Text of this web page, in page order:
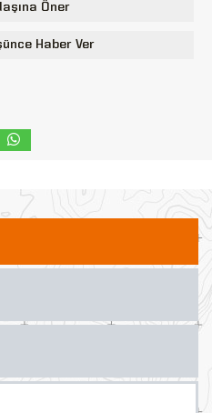
Öner
Haber Ver